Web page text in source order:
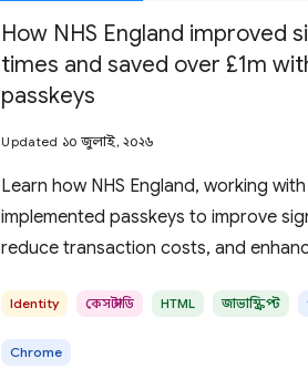
How NHS England improved
times and saved over £1m
passkeys
Updated ১০ জুলাই, ২০২৬
Learn how NHS England, working
implemented passkeys to improve
reduce transaction costs, and
Identity কেস স্টাডি HTML জাভাস্ক্রিপ্ট
Chrome